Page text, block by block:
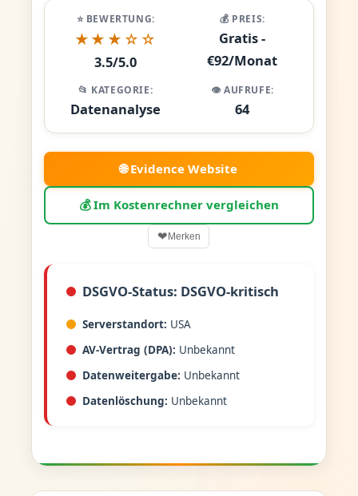
⭐ BEWERTUNG:
★★★☆☆
3.5/5.0
💰 PREIS:
Gratis -
€92/Monat
📂 KATEGORIE:
Datenanalyse
👁️ AUFRUFE:
64
🌐 Evidence Website
💰 Im Kostenrechner vergleichen
❤Merken
DSGVO-Status: DSGVO-kritisch
Serverstandort: USA
AV-Vertrag (DPA): Unbekannt
Datenweitergabe: Unbekannt
Datenlöschung: Unbekannt